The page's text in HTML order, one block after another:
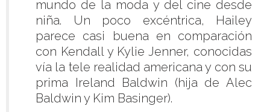
mundo de la moda y del cine desde
niña. Un poco excéntrica, Hailey
parece casi buena en comparación
con Kendall y Kylie Jenner, conocidas
vía la tele realidad americana y con su
prima Ireland Baldwin (hija de Alec
Baldwin y Kim Basinger).